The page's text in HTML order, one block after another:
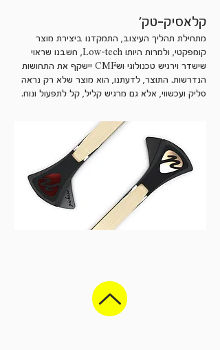
קלאסיק-טק'
מתחילת תהליך העיצוב, התמקדנו ביצירת מוצר
קומפקטי, ולמרות היותו Low-tech, חשבנו שראוי
שישדר וירגיש טכנולוגי ושCMF יישקף את התחושות
הנדרשות. התוצר, לדעתנו, הוא מוצר שלא רק נראה
סליק ועכשווי, אלא גם מרגיש קליל, קל לתפעול ונוח.